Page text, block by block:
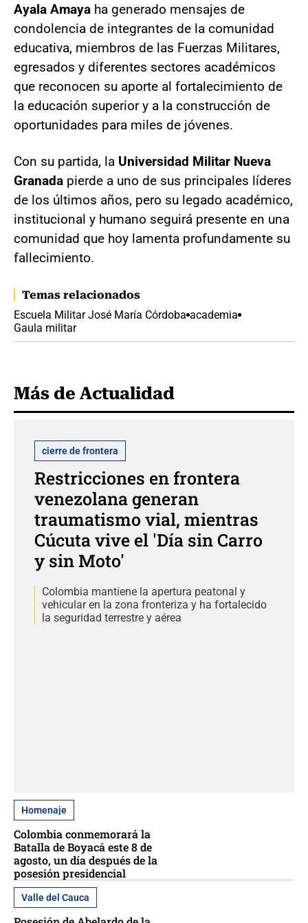
Ayala Amaya ha generado mensajes de
condolencia de integrantes de la comunidad
educativa, miembros de las Fuerzas Militares,
egresados y diferentes sectores académicos
que reconocen su aporte al fortalecimiento de
la educación superior y a la construcción de
oportunidades para miles de jóvenes.
Con su partida, la Universidad Militar Nueva
Granada pierde a uno de sus principales líderes
de los últimos años, pero su legado académico,
institucional y humano seguirá presente en una
comunidad que hoy lamenta profundamente su
fallecimiento.
Temas relacionados
Escuela Militar José María Córdoba academia
Gaula militar
Más de Actualidad
cierre de frontera
Restricciones en frontera
venezolana generan
traumatismo vial, mientras
Cúcuta vive el 'Día sin Carro
y sin Moto'
Colombia mantiene la apertura peatonal y
vehicular en la zona fronteriza y ha fortalecido
la seguridad terrestre y aérea
Homenaje
Colombia conmemorará la
Batalla de Boyacá este 8 de
agosto, un día después de la
posesión presidencial
Valle del Cauca